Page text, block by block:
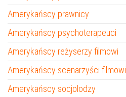
Amerykańscy prawnicy
Amerykańscy psychoterapeuci
Amerykańscy reżyserzy filmowi
Amerykańscy scenarzyści filmowi
Amerykańscy socjolodzy